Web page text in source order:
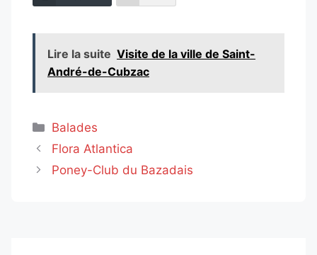
Lire la suite Visite de la ville de Saint-
André-de-Cubzac
Catégories
Balades
Flora Atlantica
Poney-Club du Bazadais